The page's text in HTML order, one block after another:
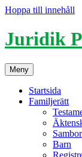
Hoppa till innehåll
Juridik
Meny
Startsida
Familjerätt
Sambor
Barn